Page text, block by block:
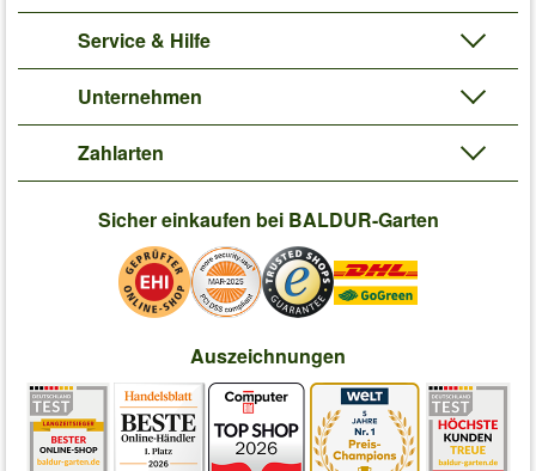
Service & Hilfe
Unternehmen
Zahlarten
Sicher einkaufen bei BALDUR-Garten
Auszeichnungen